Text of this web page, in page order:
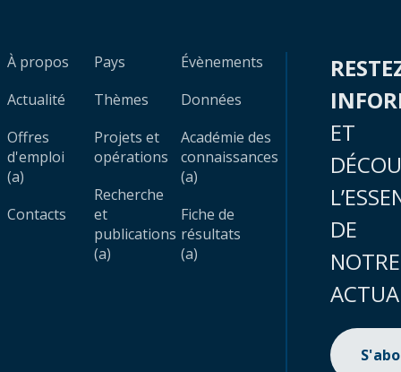
À propos
Actualité
Offres
d'emploi
(a)
Contacts
Pays
Thèmes
Projets et
opérations
Recherche
et
publications
(a)
Évènements
Données
Académie des
connaissances
(a)
Fiche de
résultats
(a)
ET
DE
NOTRE